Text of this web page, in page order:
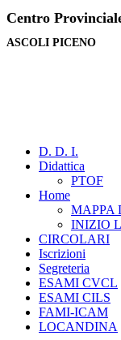
Centro
ASCOLI PICENO
D. D. I.
Didattica
PTOF
Home
MAPPA
INIZIO
CIRCOLARI
Iscrizioni
Segreteria
ESAMI CVCL
ESAMI CILS
FAMI-ICAM
LOCANDINA